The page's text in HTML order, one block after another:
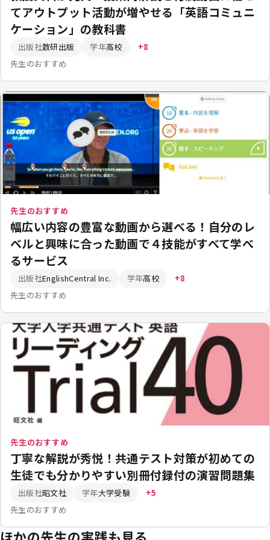
てアウトプット活動が増やせる「英語コミュニ
ケーション」の教科書
出版社数研出版 学年高校 +8
先生のおすすめ
先生のおすすめ
幅広い内容の豊富な動画から選べる！自分のレ
ベルと興味に合った動画で４技能がすべて学べ
るサービス
出版社EnglishCentral Inc. 学年高校 +8
先生のおすすめ
先生のおすすめ
丁寧な解説が秀悦！共通テスト対策が初めての
生徒でも分かりやすい別冊付録付の演習問題集
出版社昭文社 学年大学受験 +5
先生のおすすめ